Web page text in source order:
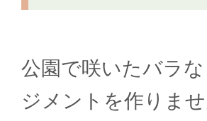
公園で咲いたバラ
ジメントを作りま